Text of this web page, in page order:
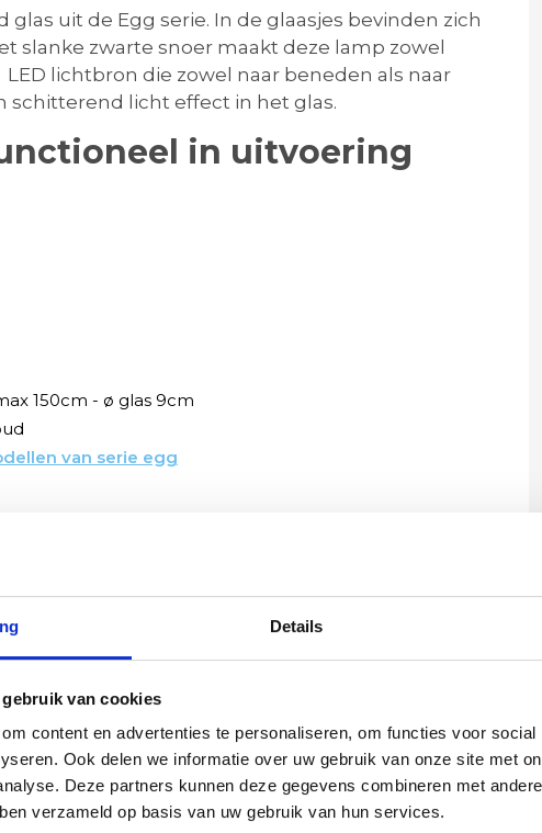
Details
van cookies
content en advertenties te personaliseren, om functies voor
Ook delen we informatie over uw gebruik van onze site met
Deze partners kunnen deze gegevens combineren met
verzameld op basis van uw gebruik van hun services.
uit de Egg serie. In de glaasjes bevinden zich
slanke zwarte snoer maakt deze lamp zowel
lichtbron die zowel naar beneden als naar
schitterend licht effect in het glas.
in uitvoering
150cm - ø glas 9cm
van serie egg
betalen en
Het artikel is zeer
veel sfeer, het is
te plaatsen.
Yvonne
verpakt geleverd. Wij bevelen dit
bedrijf zeker aan!